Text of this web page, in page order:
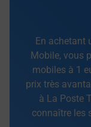
En achetant
Mobile, vous
mobiles à 1
prix très
à La Poste
connaître les